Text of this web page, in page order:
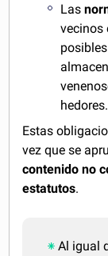
Las
vecinos
hedores.
Estas
vez que se
contenido no
estatutos.
Al igual